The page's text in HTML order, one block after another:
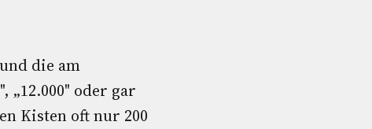
die am
„12.000" oder gar
Kisten oft nur 200